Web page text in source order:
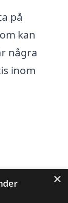
på
kan
några
inom
×